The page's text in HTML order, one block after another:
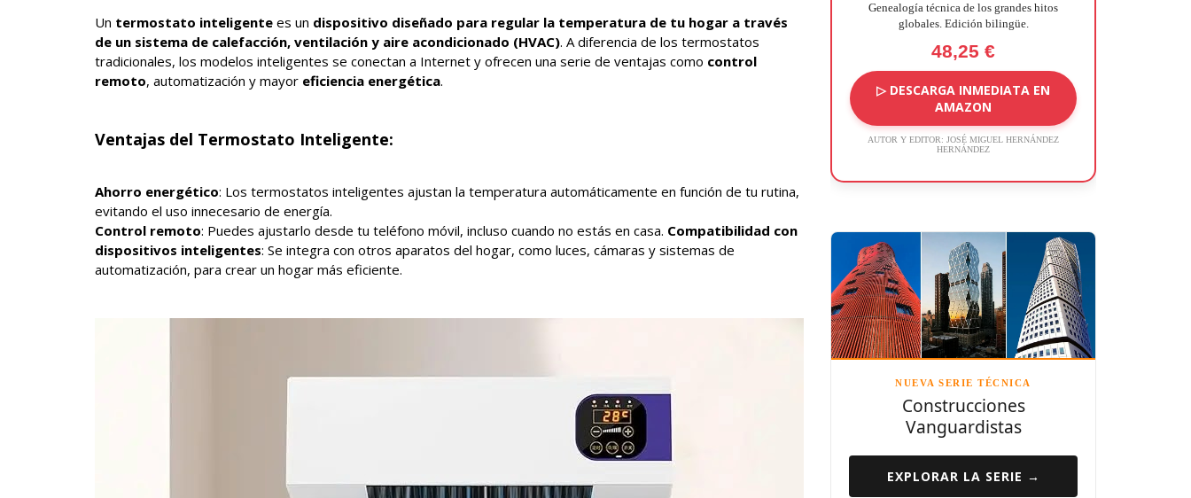
Un termostato inteligente es un dispositivo diseñado para regular la temperatura de tu hogar a través
de un sistema de calefacción, ventilación y aire acondicionado (HVAC). A diferencia de los termostatos
tradicionales, los modelos inteligentes se conectan a Internet y ofrecen una serie de ventajas como control
remoto, automatización y mayor eficiencia energética.
Ventajas del Termostato Inteligente:
Ahorro energético: Los termostatos inteligentes ajustan la temperatura automáticamente en función de tu rutina,
evitando el uso innecesario de energía.
Control remoto: Puedes ajustarlo desde tu teléfono móvil, incluso cuando no estás en casa. Compatibilidad con
dispositivos inteligentes: Se integra con otros aparatos del hogar, como luces, cámaras y sistemas de
automatización, para crear un hogar más eficiente.
Genealogía técnica de los grandes hitos
globales. Edición bilingüe.
48,25 €
▷ DESCARGA INMEDIATA EN
AMAZON
AUTOR Y EDITOR: JOSÉ MIGUEL HERNÁNDEZ
HERNÁNDEZ
NUEVA SERIE TÉCNICA
Construcciones
Vanguardistas
EXPLORAR LA SERIE →